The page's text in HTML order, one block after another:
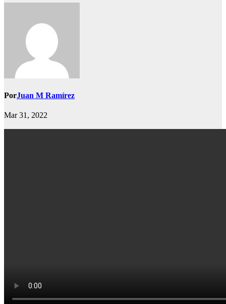
PorJuan M Ramírez
Mar 31, 2022